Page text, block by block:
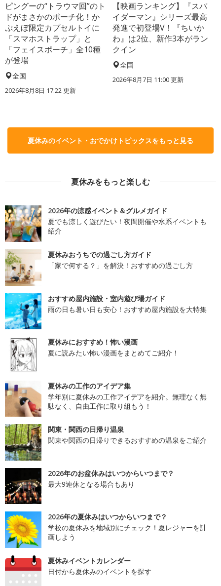
ピングーの“トラウマ回”のト
ドがまさかのポーチ化！か
ぷえぼ限定カプセルトイに
「スマホストラップ」と
「フェイスポーチ」全10種
が登場
全国
2026年8月8日 17:22更新
【映画ランキング】『スパ
イダーマン』シリーズ最高
発進で初登場V！『ちいか
わ』は2位、新作3本がラン
クイン
全国
2026年8月7日 11:00更新
夏休みのイベント・おでかけトピックスをもっと見る
夏休みをもっと楽しむ
2026年の涼感イベント＆グルメガイド
夏でも涼しく遊びたい！夜間開催や水系イベントも
紹介
夏休みおうちでの過ごし方ガイド
「家で何する？」を解決！おすすめの過ごし方
おすすめ屋内施設・室内遊び場ガイド
雨の日も暑い日も安心！おすすめ屋内施設を大特集
夏休みにおすすめ！怖い漫画
夏に読みたい怖い漫画をまとめてご紹介！
夏休みの工作のアイデア集
学年別に夏休みの工作アイデアを紹介。無理なく無
駄なく、自由工作に取り組もう！
関東・関西の日帰り温泉
関東や関西の日帰りできるおすすめの温泉をご紹介
2026年のお盆休みはいつからいつまで？
最大9連休となる場合もあり
2026年の夏休みはいつからいつまで？
学校の夏休みを地域別にチェック！夏レジャーを計
画しよう
夏休みイベントカレンダー
日付から夏休みのイベントを探す